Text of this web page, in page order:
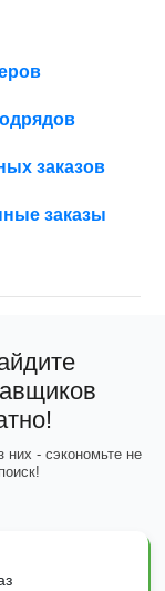
заказов
заказы
- сэкономьте не